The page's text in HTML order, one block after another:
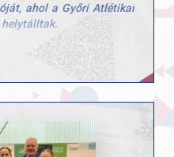
ahol a Győri Atlétikai
helytálltak.